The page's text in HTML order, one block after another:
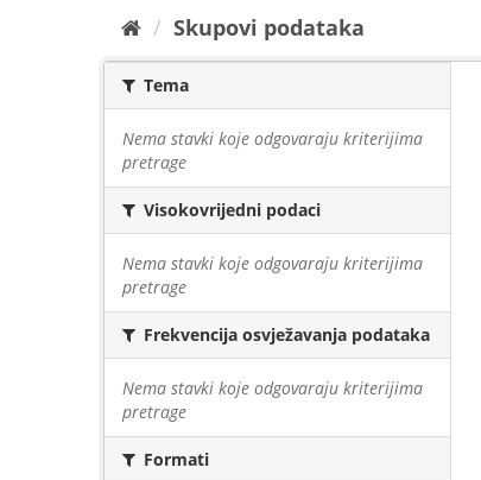
Skupovi podаtаkа
Tema
Nema stavki koje odgovaraju kriterijima
pretrage
Visokovrijedni podaci
Nema stavki koje odgovaraju kriterijima
pretrage
Frekvencija osvježavanja podataka
Nema stavki koje odgovaraju kriterijima
pretrage
Formati